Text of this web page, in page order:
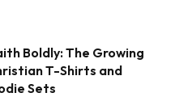
Boldly: The Growing
T-Shirts and
Sets